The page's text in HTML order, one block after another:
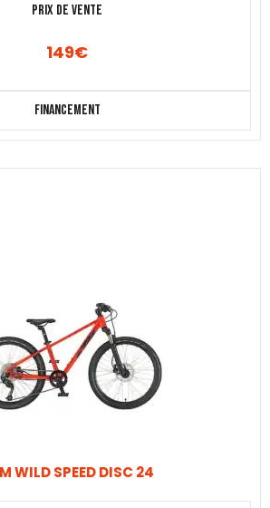
Prix de vente
149€
Financement
WILD SPEED DISC 24